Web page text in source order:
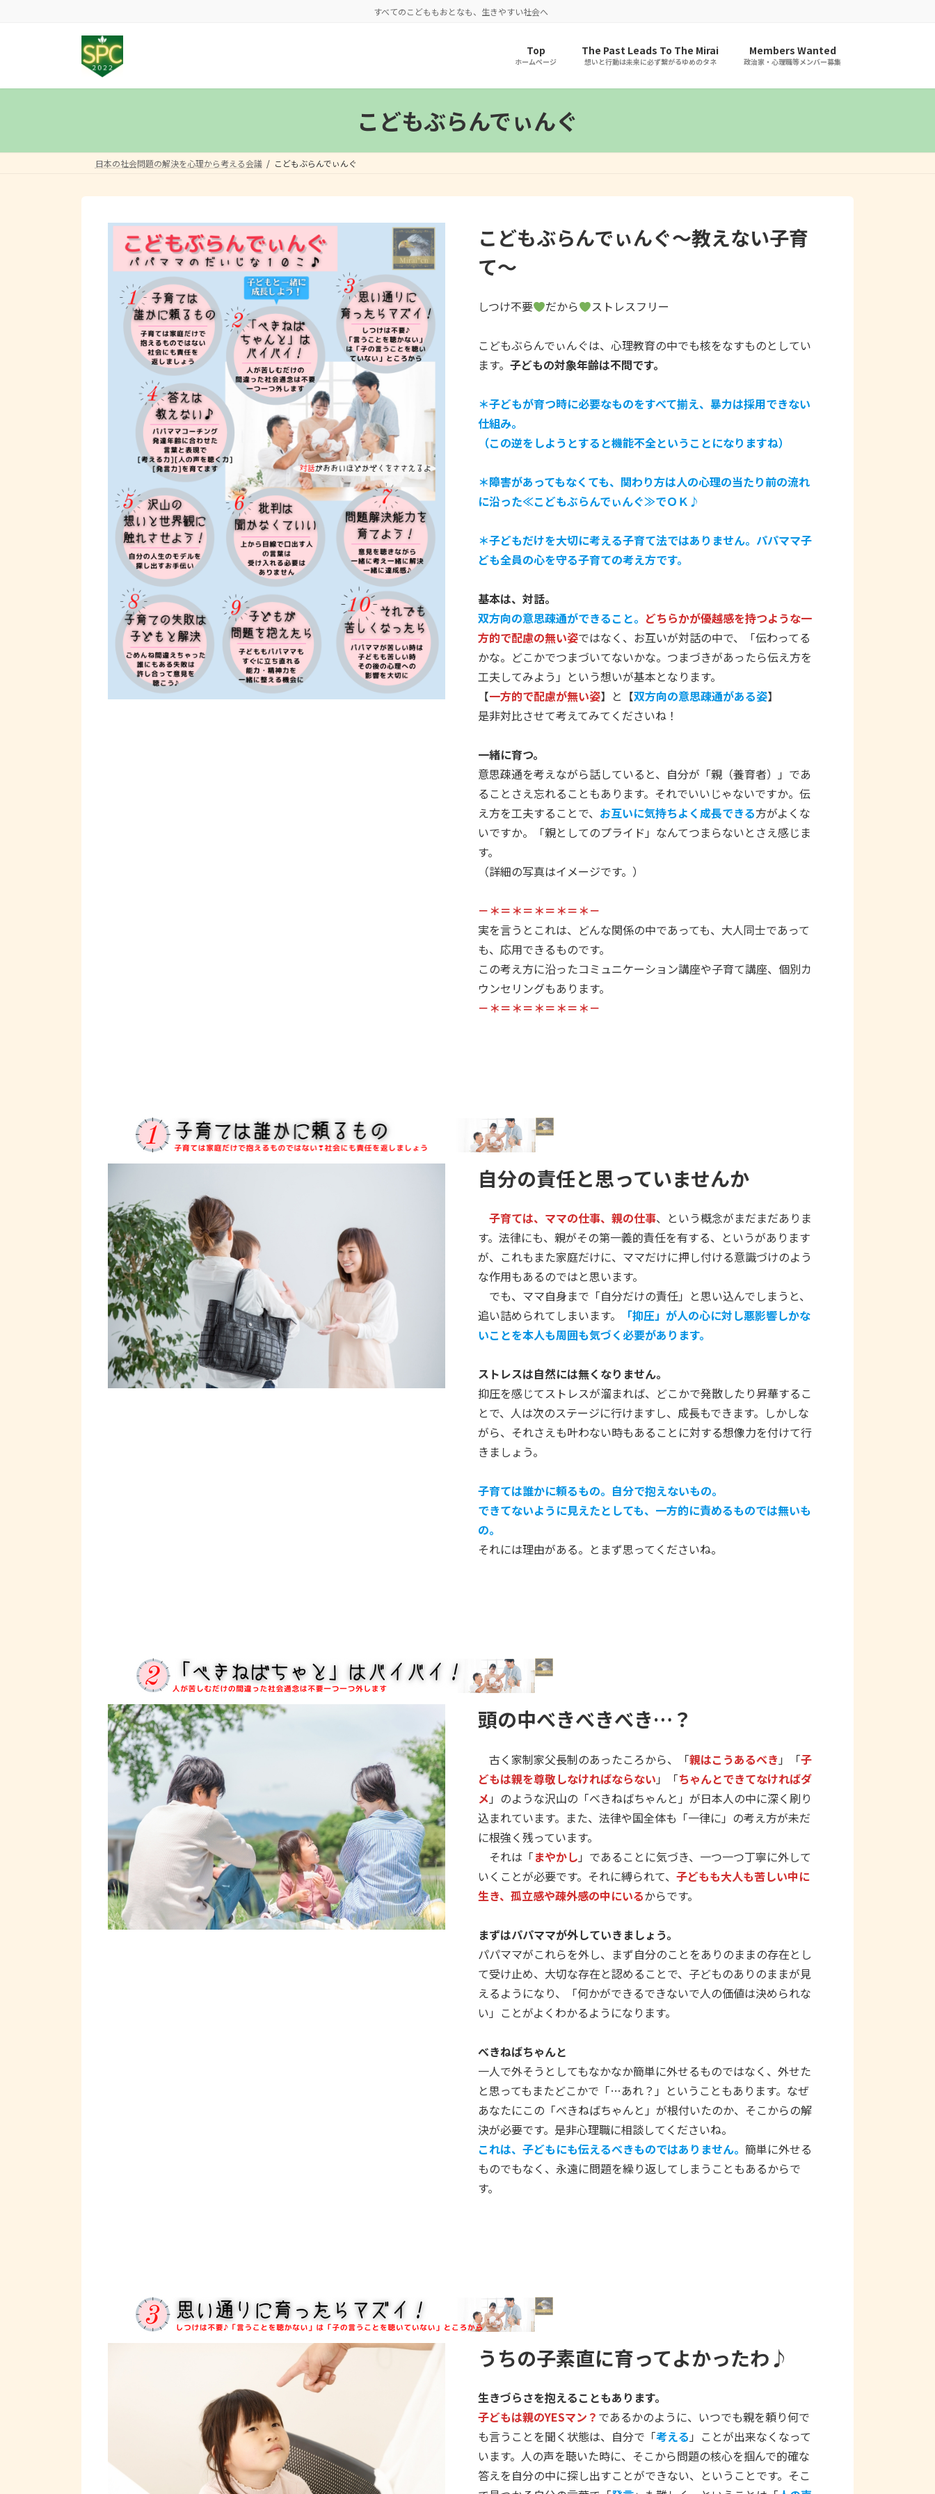
へ
プ
ョ
動
すべてのこどももおとなも、生きやすい社会へ
Top
ホームページ
The Past Leads To The Mirai
想いと行動は未来に必ず繋がるゆめのタネ
Members Wanted
政治家・心理職等メンバー募集
こどもぶらんでぃんぐ
日本の社会問題の解決を心理から考える会議 こどもぶらんでぃんぐ
こどもぶらんでぃんぐ～教えない子育
て～
しつけ不要 だから ストレスフリー
こどもぶらんでぃんぐは、心理教育の中でも核をなすものとしてい
ます。 子どもの対象年齢は不問です。
＊子どもが育つ時に必要なものをすべて揃え、暴力は採用できない
仕組み。
（この逆をしようとすると機能不全ということになりますね）
＊障害があってもなくても、関わり方は人の心理の当たり前の流れ
に沿った≪こどもぶらんでぃんぐ≫でＯＫ♪
＊子どもだけを大切に考える子育て法ではありません。パパママ子
ども全員の心を守る子育ての考え方です。
基本は、対話。
双方向の意思疎通ができること。 どちらかが優越感を持つような一
方的で配慮の無い姿ではなく、お互いが対話の中で、「伝わってる
かな。どこかでつまづいてないかな。つまづきがあったら伝え方を
工夫してみよう」という想いが基本となります。
【一方的で配慮が無い姿】と【双方向の意思疎通がある姿】
是非対比させて考えてみてくださいね！
一緒に育つ。
意思疎通を考えながら話していると、自分が「親（養育者）」であ
ることさえ忘れることもあります。それでいいじゃないですか。伝
え方を工夫することで、 お互いに気持ちよく成長できる方がよくな
いですか。「親としてのプライド」なんてつまらないとさえ感じま
す。
（詳細の写真はイメージです。）
－＊＝＊＝＊＝＊＝＊－
実を言うとこれは、どんな関係の中であっても、大人同士であって
も、応用できるものです。
この考え方に沿ったコミュニケーション講座や子育て講座、個別カ
ウンセリングもあります。
－＊＝＊＝＊＝＊＝＊－
自分の責任と思っていませんか
子育ては、ママの仕事、親の仕事、という概念がまだまだありま
す。法律にも、親がその第一義的責任を有する、というがあります
が、これもまた家庭だけに、ママだけに押し付ける意識づけのよう
な作用もあるのではと思います。
でも、ママ自身まで「自分だけの責任」と思い込んでしまうと、
追い詰められてしまいます。
「抑圧」が人の心に対し悪影響しかな
いことを本人も周囲も気づく必要があります。
ストレスは自然には無くなりません。
抑圧を感じてストレスが溜まれば、どこかで発散したり昇華するこ
とで、人は次のステージに行けますし、成長もできます。しかしな
がら、それさえも叶わない時もあることに対する想像力を付けて行
きましょう。
子育ては誰かに頼るもの。自分で抱えないもの。
できてないように見えたとしても、一方的に責めるものでは無いも
の。
それには理由がある。とまず思ってくださいね。
頭の中べきべきべき…？
古く家制家父長制のあったころから、「親はこうあるべき 」「子
どもは親を尊敬しなければならない 」「ちゃんとできてなければダ
メ 」のような沢山の「べきねばちゃんと」が日本人の中に深く刷り
込まれています。また、法律や国全体も「一律に」の考え方が未だ
に根強く残っています。
それは「まやかし 」であることに気づき、一つ一つ丁寧に外して
いくことが必要です。それに縛られて、 子どもも大人も苦しい中に
生き、孤立感や疎外感の中にいるからです。
まずはパパママが外していきましょう。
パパママがこれらを外し、まず自分のことをありのままの存在とし
て受け止め、大切な存在と認めることで、子どものありのままが見
えるようになり、「何かができるできないで人の価値は決められな
い」ことがよくわかるようになります。
べきねばちゃんと
一人で外そうとしてもなかなか簡単に外せるものではなく、外せた
と思ってもまたどこかで「…あれ？」ということもあります。なぜ
あなたにこの「べきねばちゃんと」が根付いたのか、そこからの解
決が必要です。是非心理職に相談してくださいね。
これは、子どもにも伝えるべきものではありません。 簡単に外せる
ものでもなく、永遠に問題を繰り返してしまうこともあるからで
す。
うちの子素直に育ってよかったわ♪
生きづらさを抱えることもあります。
子どもは親のYESマン？ であるかのように、いつでも親を頼り何で
も言うことを聞く状態は、自分で「考える 」ことが出来なくなって
います。人の声を聴いた時に、そこから問題の核心を掴んで的確な
答えを自分の中に探し出すことができない、ということです。そこ